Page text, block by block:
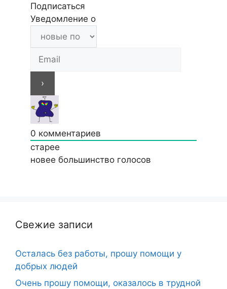
Подписаться
Уведомление о
0 комментариев
старее
новее большинство голосов
Свежие записи
Осталась без работы, прошу помощи у
добрых людей
Очень прошу помощи, оказалось в трудной